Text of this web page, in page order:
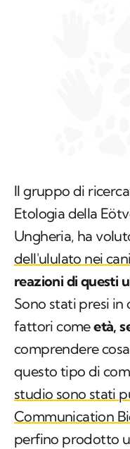
Il gruppo di
Etologia della
Ungheria, ha
dell'ululato nei
reazioni di questi
Sono stati presi in
fattori comeetà,
comprendere
questo tipo di
studio sono stati
Communication
perfino prodotto